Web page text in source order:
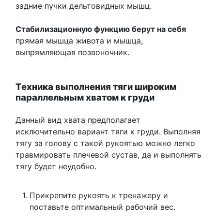
задние пучки дельтовидных мышц.
Стабилизационную функцию берут на себя
прямая мышца живота и мышца,
выпрямляющая позвоночник.
Техника выполнения тяги широким
параллельным хватом к груди
Данный вид хвата предполагает
исключительно вариант тяги к груди. Выполняя
тягу за голову с такой рукоятью можно легко
травмировать плечевой сустав, да и выполнять
тягу будет неудобно.
Прикрепите рукоять к тренажеру и
поставьте оптимальный рабочий вес.